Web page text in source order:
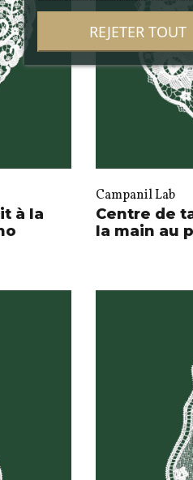
à la
Campanil Lab
Centre de
la main au
REJETER TOUT